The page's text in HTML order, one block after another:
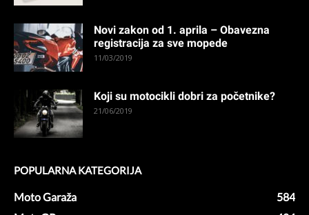
Novi zakon od 1. aprila – Obavezna
registracija za sve mopede
11/03/2019
Koji su motocikli dobri za početnike?
21/06/2019
POPULARNA KATEGORIJA
Moto Garaža
584